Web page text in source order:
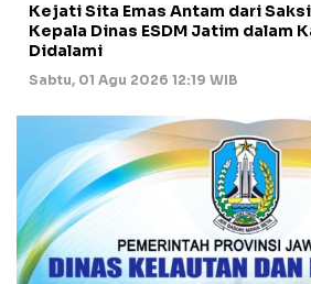
Kejati Sita Emas Antam dari Saksi
Kepala Dinas ESDM Jatim dalam
Didalami
Sabtu, 01 Agu 2026 12:19 WIB